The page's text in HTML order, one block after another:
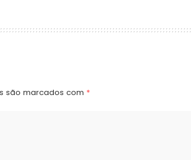
são marcados com *